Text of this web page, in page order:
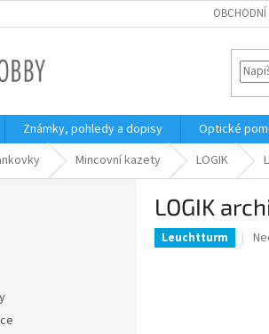
Známky, pohledy a dopisy Optické
Mincovní kazety LOGIK
LOGIK
Leuchtturm